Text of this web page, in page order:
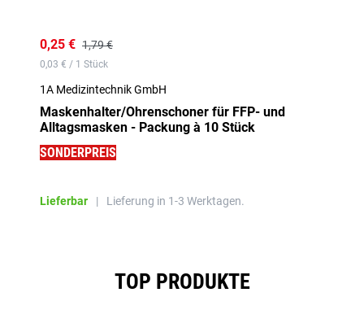
0,25 € 1,79 €
0,03 € / 1 Stück
1A Medizintechnik GmbH
Maskenhalter/Ohrenschoner für FFP- und
Alltagsmasken - Packung à 10 Stück
SONDERPREIS
Lieferbar | Lieferung in 1-3 Werktagen.
TOP PRODUKTE